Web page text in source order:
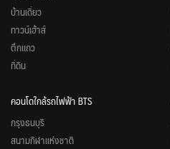
บ้านเดี่ยว
ทาวน์เฮ้าส์
ตึกแถว
ที่ดิน
คอนโดใกล้รถไฟฟ้า BTS
กรุงธนบุรี
สนามกีฬาแห่งชาติ